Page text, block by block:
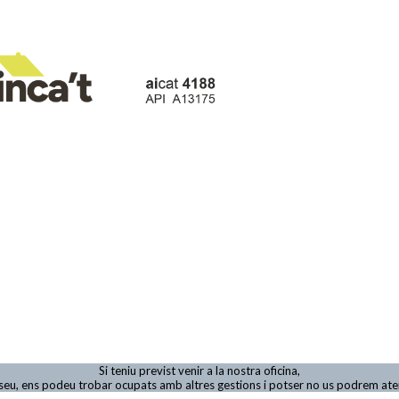
Si teniu previst venir a la nostra oficina,
ens podeu trobar ocupats amb altres gestions i potser no us podrem